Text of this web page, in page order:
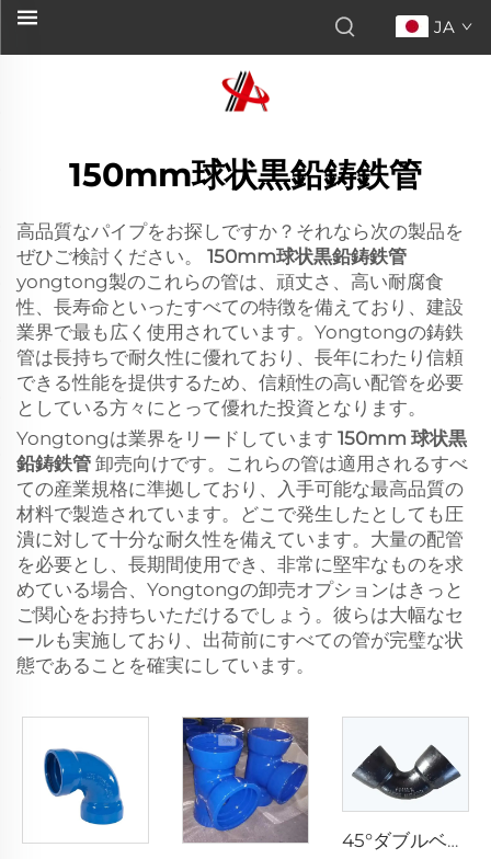
JA
150mm球状黒鉛鋳鉄管
高品質なパイプをお探しですか？それなら次の製品を
ぜひご検討ください。 150mm球状黒鉛鋳鉄管
yongtong製のこれらの管は、頑丈さ、高い耐腐食
性、長寿命といったすべての特徴を備えており、建設
業界で最も広く使用されています。Yongtongの鋳鉄
管は長持ちで耐久性に優れており、長年にわたり信頼
できる性能を提供するため、信頼性の高い配管を必要
としている方々にとって優れた投資となります。
Yongtongは業界をリードしています 150mm 球状黒
鉛鋳鉄管 卸売向けです。これらの管は適用されるすべ
ての産業規格に準拠しており、入手可能な最高品質の
材料で製造されています。どこで発生したとしても圧
潰に対して十分な耐久性を備えています。大量の配管
を必要とし、長期間使用でき、非常に堅牢なものを求
めている場合、Yongtongの卸売オプションはきっと
ご関心をお持ちいただけるでしょう。彼らは大幅なセ
ールも実施しており、出荷前にすべての管が完璧な状
態であることを確実にしています。
45°ダブルベンダー